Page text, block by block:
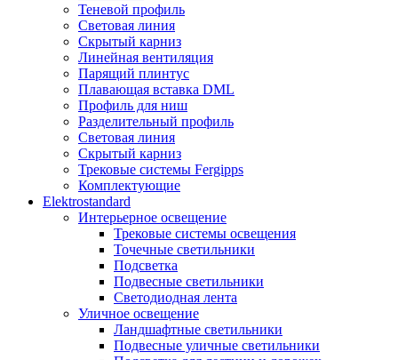
Теневой профиль
Световая линия
Скрытый карниз
Линейная вентиляция
Парящий плинтус
Плавающая вставка DML
Профиль для ниш
Разделительный профиль
Световая линия
Скрытый карниз
Трековые системы Fergipps
Комплектующие
Elektrostandard
Интерьерное освещение
Трековые системы освещения
Точечные светильники
Подсветка
Подвесные светильники
Светодиодная лента
Уличное освещение
Ландшафтные светильники
Подвесные уличные светильники